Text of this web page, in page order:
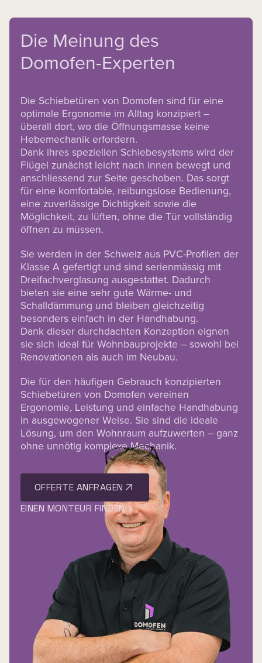
Die Meinung des
Domofen-Experten
Die Schiebetüren von Domofen sind für eine
optimale Ergonomie im Alltag konzipiert –
überall dort, wo die Öffnungsmasse keine
Hebemechanik erfordern.
Dank ihres speziellen Schiebesystems wird der
Flügel zunächst leicht nach innen bewegt und
anschliessend zur Seite geschoben. Das sorgt
für eine komfortable, reibungslose Bedienung,
eine zuverlässige Dichtigkeit sowie die
Möglichkeit, zu lüften, ohne die Tür vollständig
öffnen zu müssen.
Sie werden in der Schweiz aus PVC-Profilen der
Klasse A gefertigt und sind serienmässig mit
Dreifachverglasung ausgestattet. Dadurch
bieten sie eine sehr gute Wärme- und
Schalldämmung und bleiben gleichzeitig
besonders einfach in der Handhabung.
Dank dieser durchdachten Konzeption eignen
sie sich ideal für Wohnbauprojekte – sowohl bei
Renovationen als auch im Neubau.
Die für den häufigen Gebrauch konzipierten
Schiebetüren von Domofen vereinen
Ergonomie, Leistung und einfache Handhabung
in ausgewogener Weise. Sie sind die ideale
Lösung, um den Wohnraum aufzuwerten – ganz
ohne unnötig komplexe Mechanik.
OFFERTE ANFRAGEN
EINEN MONTEUR FINDEN